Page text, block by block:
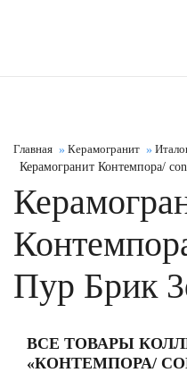
Главная Керамогранит
Керамогранит Контемпора/
Пур Брик
ВСЕ ТОВАРЫ
«КОНТЕМПОРА/